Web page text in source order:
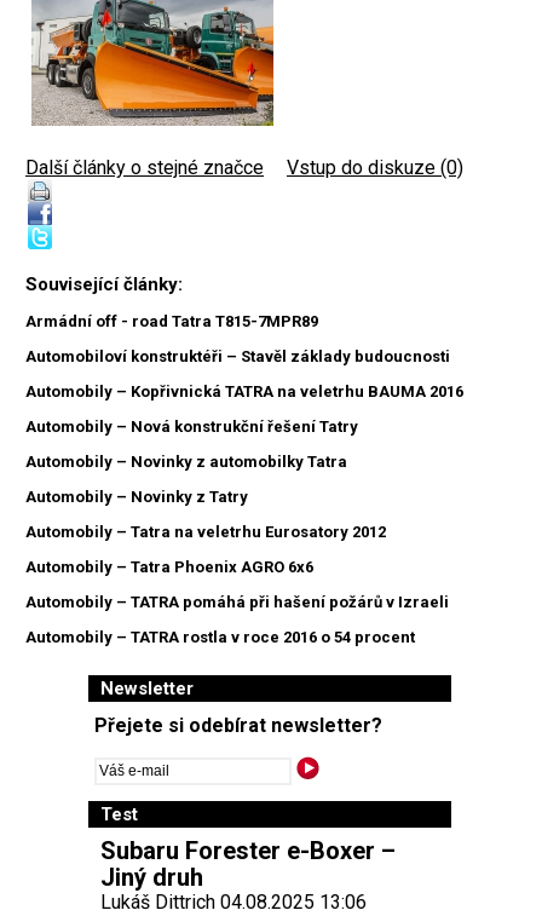
Další články o stejné značce Vstup do diskuze (0)
Související články:
Armádní off - road Tatra T815-7MPR89
Automobiloví konstruktéři – Stavěl základy budoucnosti
Automobily – Kopřivnická TATRA na veletrhu BAUMA 2016
Automobily – Nová konstrukční řešení Tatry
Automobily – Novinky z automobilky Tatra
Automobily – Novinky z Tatry
Automobily – Tatra na veletrhu Eurosatory 2012
Automobily – Tatra Phoenix AGRO 6x6
Automobily – TATRA pomáhá při hašení požárů v Izraeli
Automobily – TATRA rostla v roce 2016 o 54 procent
Newsletter
Přejete si odebírat newsletter?
Test
Subaru Forester e-Boxer –
Jiný druh
Lukáš Dittrich 04.08.2025 13:06